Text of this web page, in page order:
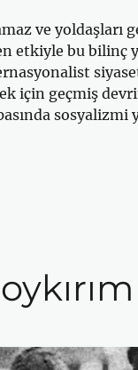
ve yoldaşları
etkiyle bu bilinç
için geçmiş